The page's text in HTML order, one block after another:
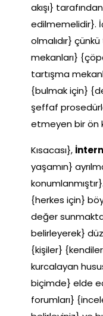
akışı}
edilmemelidir}.
olmalıdır}
mekanları}
tartışma
{bulmak için}
şeffaf
etmeyen bir ön
Kısacası},
yaşamın}
{herkes için}
değer
belirleyerek}
{kişiler}
kurcalayan
biçimde} elde
forumları}